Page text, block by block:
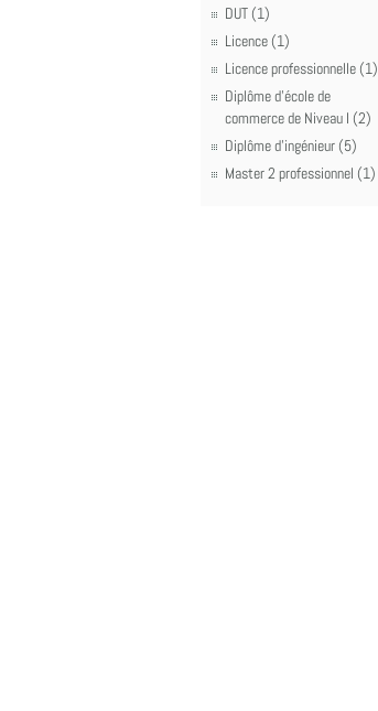
DUT (1)
Licence (1)
Licence professionnelle (1)
Diplôme d'école de
commerce de Niveau I (2)
Diplôme d'ingénieur (5)
Master 2 professionnel (1)